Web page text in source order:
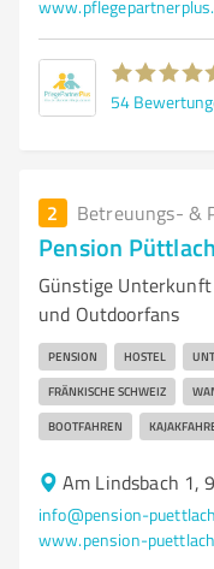
54
2 Betreuungs- &
Pension
Günstige
und Outdoorfans
PENSION HOSTEL
FRÄNKISCHE SCHWEIZ
BOOTFAHREN
Am Lindsbach 1,
info@pension-
www.pension-